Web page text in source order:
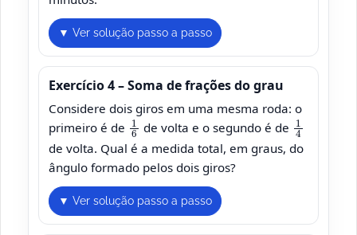
▼ Ver solução passo a passo
Exercício 4 – Soma de frações do grau
Considere dois giros em uma mesma roda: o
primeiro é de
16
de volta e o segundo é de
14
de volta. Qual é a medida total, em graus, do
ângulo formado pelos dois giros?
▼ Ver solução passo a passo